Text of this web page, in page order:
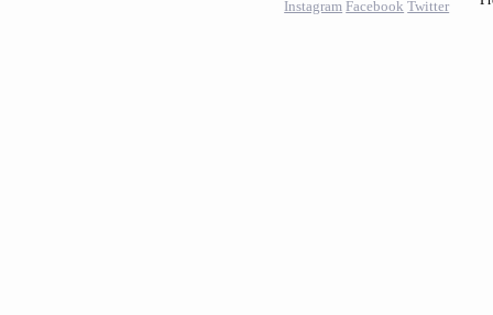
Instagram Facebook Twitter